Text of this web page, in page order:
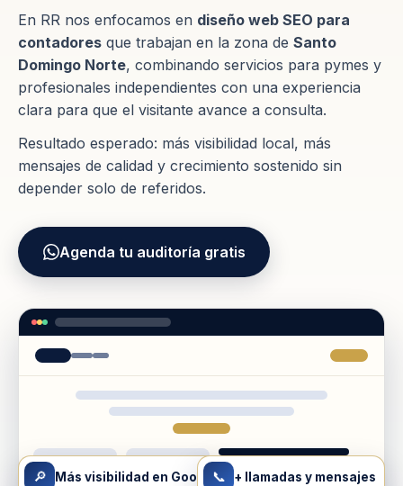
En RR nos enfocamos en diseño web SEO para
contadores que trabajan en la zona de Santo
Domingo Norte, combinando servicios para pymes y
profesionales independientes con una experiencia
clara para que el visitante avance a consulta.
Resultado esperado: más visibilidad local, más
mensajes de calidad y crecimiento sostenido sin
depender solo de referidos.
Agenda tu auditoría gratis
🔎 Más visibilidad en Google📞 + llamadas y mensajes